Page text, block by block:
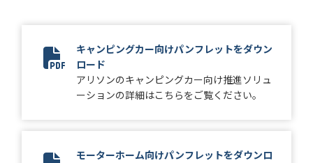
2024 Truck RV Brochure
キャンピングカー向けパンフレットをダウン
ロード
アリソンのキャンピングカー向け推進ソリュ
ーションの詳細はこちらをご覧ください。
モーターホーム向けパンフレットをダウンロ